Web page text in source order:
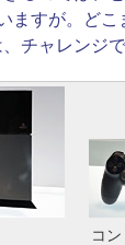
ますが。ど
チャレンジで
コ